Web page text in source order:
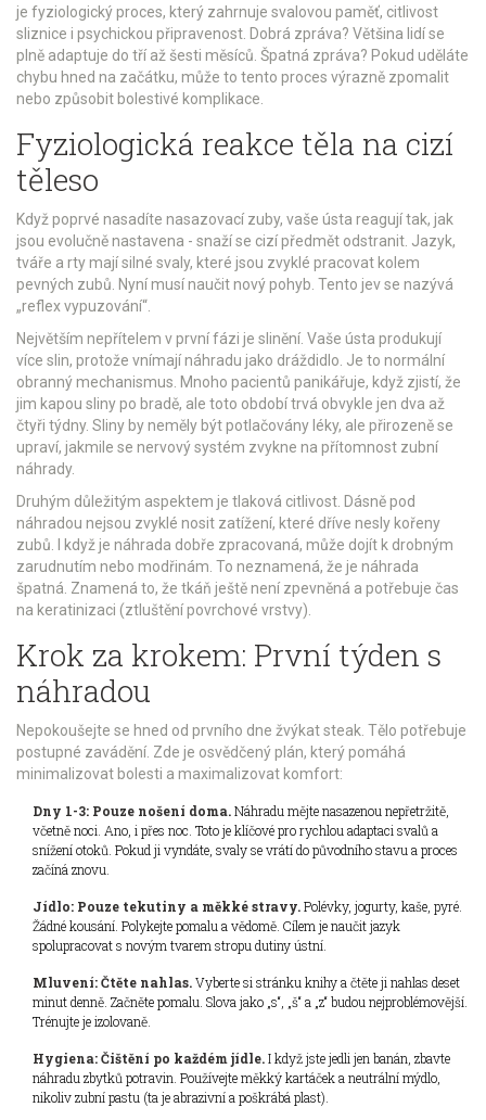
je fyziologický proces, který zahrnuje svalovou paměť, citlivost
sliznice i psychickou připravenost. Dobrá zpráva? Většina lidí se
plně adaptuje do tří až šesti měsíců. Špatná zpráva? Pokud uděláte
chybu hned na začátku, může to tento proces výrazně zpomalit
nebo způsobit bolestivé komplikace.
Fyziologická reakce těla na cizí
těleso
Když poprvé nasadíte nasazovací zuby, vaše ústa reagují tak, jak
jsou evolučně nastavena - snaží se cizí předmět odstranit. Jazyk,
tváře a rty mají silné svaly, které jsou zvyklé pracovat kolem
pevných zubů. Nyní musí naučit nový pohyb. Tento jev se nazývá
„reflex vypuzování“.
Největším nepřítelem v první fázi je slinění. Vaše ústa produkují
více slin, protože vnímají náhradu jako dráždidlo. Je to normální
obranný mechanismus. Mnoho pacientů panikářuje, když zjistí, že
jim kapou sliny po bradě, ale toto období trvá obvykle jen dva až
čtyři týdny. Sliny by neměly být potlačovány léky, ale přirozeně se
upraví, jakmile se nervový systém zvykne na přítomnost zubní
náhrady.
Druhým důležitým aspektem je tlaková citlivost. Dásně pod
náhradou nejsou zvyklé nosit zatížení, které dříve nesly kořeny
zubů. I když je náhrada dobře zpracovaná, může dojít k drobným
zarudnutím nebo modřinám. To neznamená, že je náhrada
špatná. Znamená to, že tkáň ještě není zpevněná a potřebuje čas
na keratinizaci (ztluštění povrchové vrstvy).
Krok za krokem: První týden s
náhradou
Nepokoušejte se hned od prvního dne žvýkat steak. Tělo potřebuje
postupné zavádění. Zde je osvědčený plán, který pomáhá
minimalizovat bolesti a maximalizovat komfort:
Dny 1-3: Pouze nošení doma.Náhradu mějte nasazenou nepřetržitě,
včetně noci. Ano, i přes noc. Toto je klíčové pro rychlou adaptaci svalů a
snížení otoků. Pokud ji vyndáte, svaly se vrátí do původního stavu a proces
začíná znovu.
Jídlo: Pouze tekutiny a měkké stravy.Polévky, jogurty, kaše, pyré.
Žádné kousání. Polykejte pomalu a vědomě. Cílem je naučit jazyk
spolupracovat s novým tvarem stropu dutiny ústní.
Mluvení: Čtěte nahlas.Vyberte si stránku knihy a čtěte ji nahlas deset
minut denně. Začněte pomalu. Slova jako „s“, „š“ a „z“ budou nejproblémovější.
Trénujte je izolovaně.
Hygiena: Čištění po každém jídle.I když jste jedli jen banán, zbavte
náhradu zbytků potravin. Používejte měkký kartáček a neutrální mýdlo,
nikoliv zubní pastu (ta je abrazivní a poškrábá plast).